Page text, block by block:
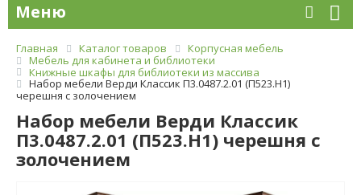
Меню
Главная Каталог товаров
Корпусная мебель
Мебель для кабинета и библиотеки
Книжные шкафы для библиотеки из массива
Набор мебели Верди Классик П3.0487.2.01 (П523.Н1)
черешня с золочением
Набор мебели Верди Классик
П3.0487.2.01 (П523.Н1) черешня с
золочением